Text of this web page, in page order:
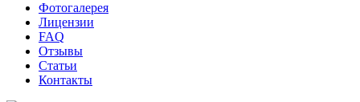
Фотогалерея
Лицензии
FAQ
Отзывы
Статьи
Контакты